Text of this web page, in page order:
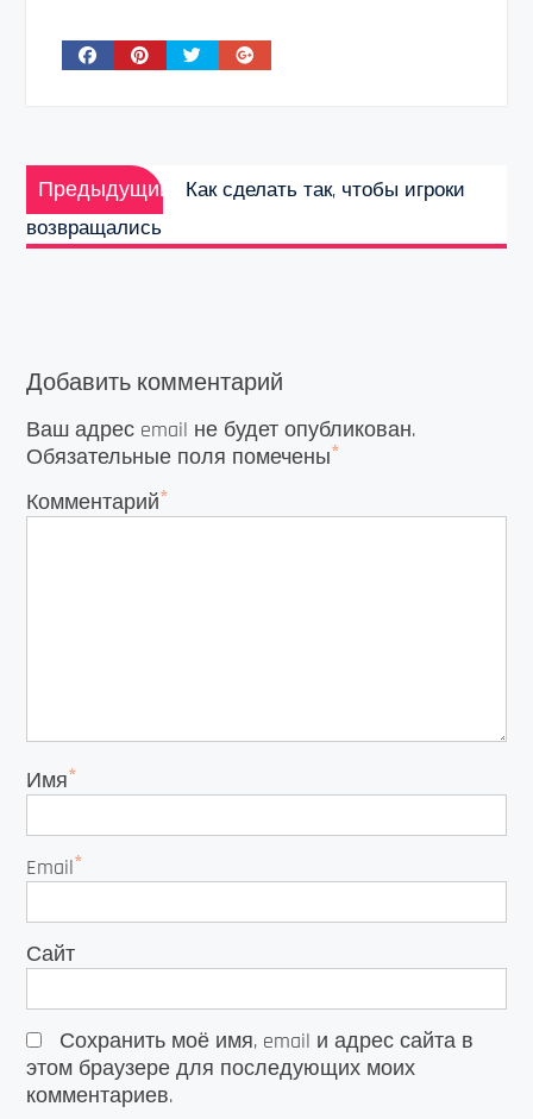
Навигация
по
записям
Предыдущий
Предыдущая
запись:
Как сделать так, чтобы игроки
возвращались
Добавить комментарий
Ваш адрес email не будет опубликован.
Обязательные поля помечены*
Комментарий*
Имя*
Email*
Сайт
Сохранить моё имя, email и адрес сайта в
этом браузере для последующих моих
комментариев.